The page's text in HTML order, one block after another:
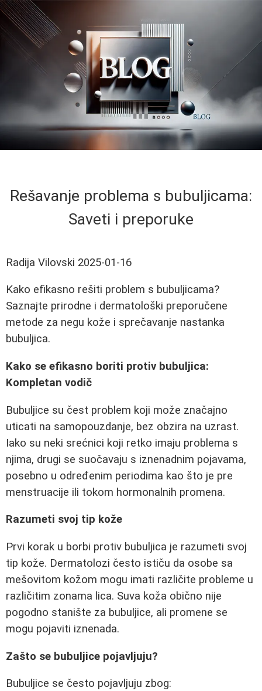
Rešavanje problema s bubuljicama:
Saveti i preporuke
Radija Vilovski 2025-01-16
Kako efikasno rešiti problem s bubuljicama?
Saznajte prirodne i dermatološki preporučene
metode za negu kože i sprečavanje nastanka
bubuljica.
Kako se efikasno boriti protiv bubuljica:
Kompletan vodič
Bubuljice su čest problem koji može značajno
uticati na samopouzdanje, bez obzira na uzrast.
Iako su neki srećnici koji retko imaju problema s
njima, drugi se suočavaju s iznenadnim pojavama,
posebno u određenim periodima kao što je pre
menstruacije ili tokom hormonalnih promena.
Razumeti svoj tip kože
Prvi korak u borbi protiv bubuljica je razumeti svoj
tip kože. Dermatolozi često ističu da osobe sa
mešovitom kožom mogu imati različite probleme u
različitim zonama lica. Suva koža obično nije
pogodno stanište za bubuljice, ali promene se
mogu pojaviti iznenada.
Zašto se bubuljice pojavljuju?
Bubuljice se često pojavljuju zbog: